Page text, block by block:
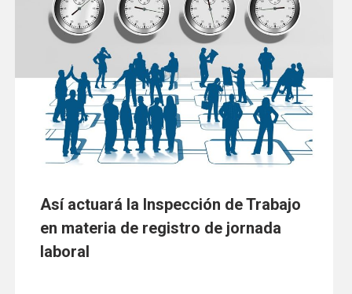
Así actuará la Inspección de Trabajo
en materia de registro de jornada
laboral